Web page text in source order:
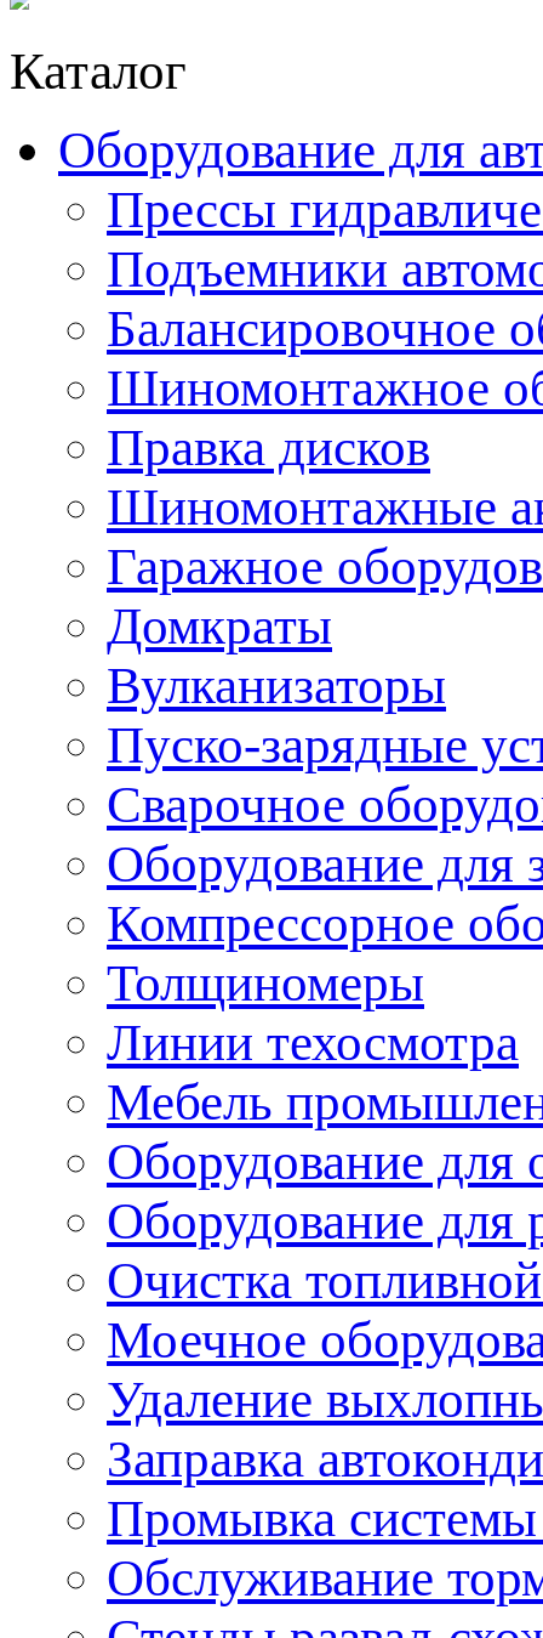
Каталог
Оборудование для
Прессы
Подъемники
Балансировочное
Шиномонтажное
Правка дисков
Шиномонтажные
Гаражное
Домкраты
Вулканизаторы
Пуско-зарядные
Сварочное
Оборудование для
Компрессорное
Толщиномеры
Линии техосмотра
Мебель
Оборудование для
Оборудование для
Очистка
Моечное
Удаление
Заправка
Промывка
Обслуживание